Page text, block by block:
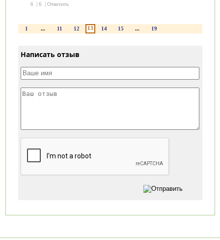
6
| 6 | Ответить
1 ... 11 12 13 14 15 ... 19
Написать отзыв